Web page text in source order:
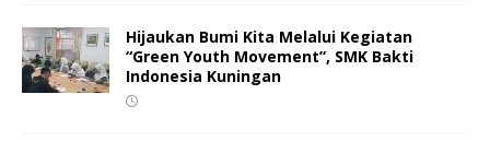
Hijaukan Bumi Kita Melalui Kegiatan
“Green Youth Movement”, SMK Bakti
Indonesia Kuningan